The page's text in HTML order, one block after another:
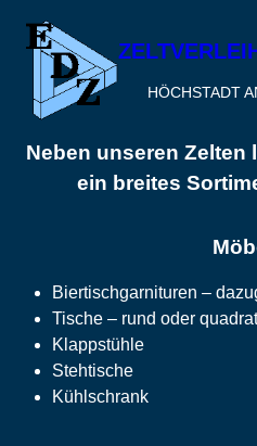
Zum
Inhalt
springen
HÖCHSTADT
Neben unseren Zelten
ein breites
Biertischgarnituren –
Tische – rund oder
Klappstühle
Stehtische
Kühlschrank